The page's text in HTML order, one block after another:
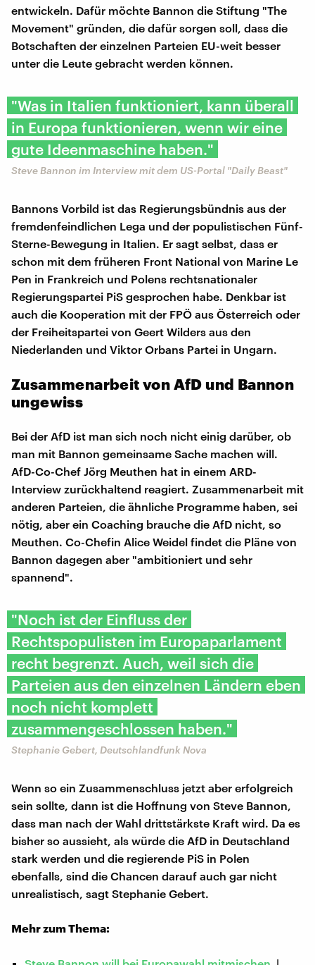
entwickeln. Dafür möchte Bannon die Stiftung "The
Movement" gründen, die dafür sorgen soll, dass die
Botschaften der einzelnen Parteien EU-weit besser
unter die Leute gebracht werden können.
"Was in Italien funktioniert, kann überall
in Europa funktionieren, wenn wir eine
gute Ideenmaschine haben."
Steve Bannon im Interview mit dem US-Portal "Daily Beast"
Bannons Vorbild ist das Regierungsbündnis aus der
fremdenfeindlichen Lega und der populistischen Fünf-
Sterne-Bewegung in Italien. Er sagt selbst, dass er
schon mit dem früheren Front National von Marine Le
Pen in Frankreich und Polens rechtsnationaler
Regierungspartei PiS gesprochen habe. Denkbar ist
auch die Kooperation mit der FPÖ aus Österreich oder
der Freiheitspartei von Geert Wilders aus den
Niederlanden und Viktor Orbans Partei in Ungarn.
Zusammenarbeit von AfD und Bannon
ungewiss
Bei der AfD ist man sich noch nicht einig darüber, ob
man mit Bannon gemeinsame Sache machen will.
AfD-Co-Chef Jörg Meuthen hat in einem ARD-
Interview zurückhaltend reagiert. Zusammenarbeit mit
anderen Parteien, die ähnliche Programme haben, sei
nötig, aber ein Coaching brauche die AfD nicht, so
Meuthen. Co-Chefin Alice Weidel findet die Pläne von
Bannon dagegen aber "ambitioniert und sehr
spannend".
"Noch ist der Einfluss der
Rechtspopulisten im Europaparlament
recht begrenzt. Auch, weil sich die
Parteien aus den einzelnen Ländern eben
noch nicht komplett
zusammengeschlossen haben."
Stephanie Gebert, Deutschlandfunk Nova
Wenn so ein Zusammenschluss jetzt aber erfolgreich
sein sollte, dann ist die Hoffnung von Steve Bannon,
dass man nach der Wahl drittstärkste Kraft wird. Da es
bisher so aussieht, als würde die AfD in Deutschland
stark werden und die regierende PiS in Polen
ebenfalls, sind die Chancen darauf auch gar nicht
unrealistisch, sagt Stephanie Gebert.
Mehr zum Thema: